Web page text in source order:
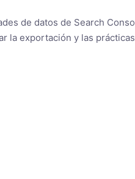
de datos de Search
exportación y las